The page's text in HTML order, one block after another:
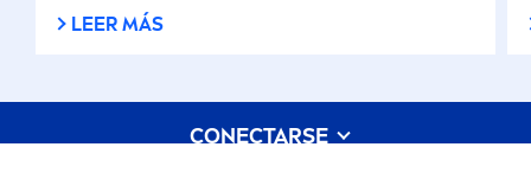
LEER MÁS
CONECTARSE